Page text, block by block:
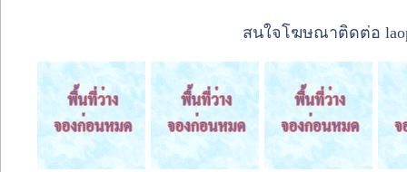
สนใจโฆษณาติดต่อ